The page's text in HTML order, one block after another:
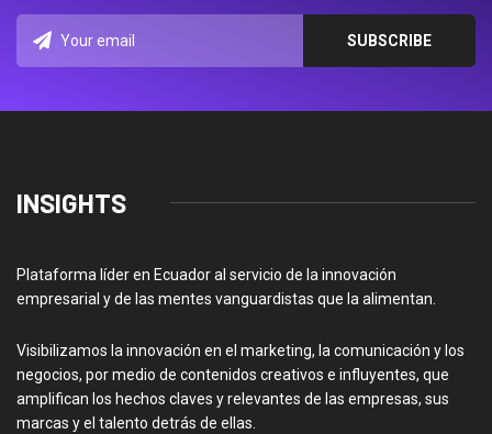
INSIGHTS
Plataforma líder en Ecuador al servicio de la innovación
empresarial y de las mentes vanguardistas que la alimentan.
Visibilizamos la innovación en el marketing, la comunicación y los
negocios, por medio de contenidos creativos e influyentes, que
amplifican los hechos claves y relevantes de las empresas, sus
marcas y el talento detrás de ellas.